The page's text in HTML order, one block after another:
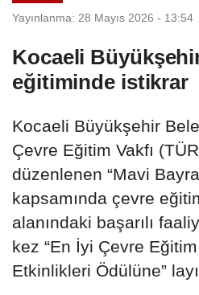
Yayınlanma: 28 Mayıs 2026 - 13:54
Kocaeli
eğitiminde istikrar
Kocaeli Büyükşehir
Çevre Eğitim Vakfı
düzenlenen “Mavi
kapsamında çevre
alanındaki başarılı
kez “En İyi Çevre
Etkinlikleri Ödülüne”